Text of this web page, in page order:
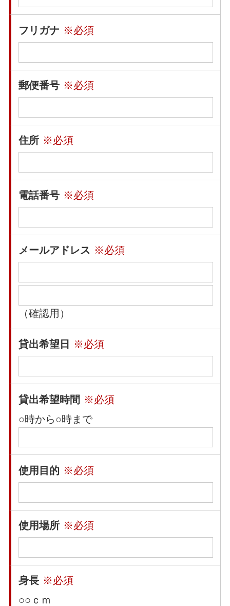
フリガナ ※必須
郵便番号 ※必須
住所 ※必須
電話番号 ※必須
メールアドレス ※必須
（確認用）
貸出希望日 ※必須
貸出希望時間 ※必須
○時から○時まで
使用目的 ※必須
使用場所 ※必須
身長 ※必須
○○ｃｍ